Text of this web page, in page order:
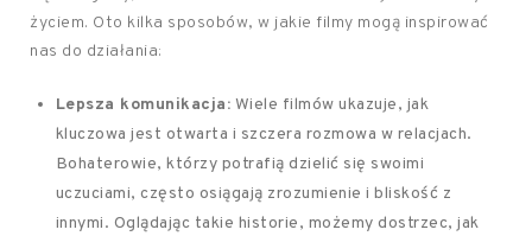
życiem. Oto kilka sposobów, w jakie filmy mogą inspirować
nas do działania:
Lepsza komunikacja: Wiele filmów ukazuje, jak
kluczowa jest otwarta i szczera rozmowa w relacjach.
Bohaterowie, którzy potrafią dzielić się swoimi
uczuciami, często osiągają zrozumienie i bliskość z
innymi. Oglądając takie historie, możemy dostrzec, jak